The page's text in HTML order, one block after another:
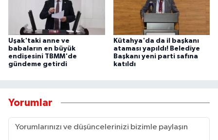
Uşak'taki anne ve
babaların en büyük
endişesini TBMM'de
gündeme getirdi
Kütahya'da da il başkanı
ataması yapıldı! Belediye
Başkanı yeni parti safına
katıldı
Yorumlar